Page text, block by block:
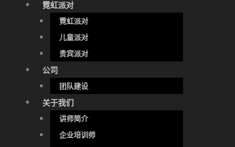
霓虹派对
霓虹派对
儿童派对
贵宾派对
公司
团队建设
关于我们
讲师简介
企业培训师